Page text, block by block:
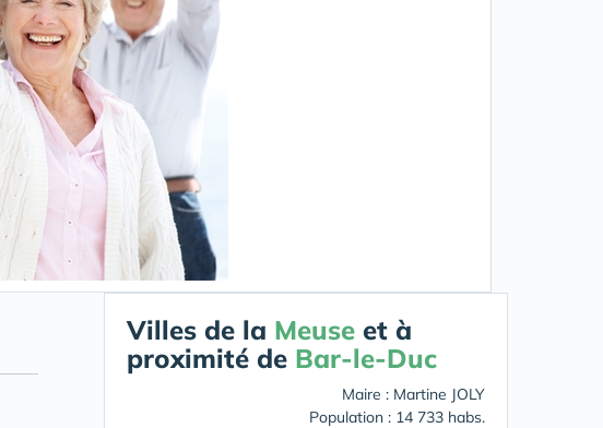
Villes de la Meuse et à
proximité de Bar-le-Duc
Maire : Martine JOLY
Population : 14 733 habs.